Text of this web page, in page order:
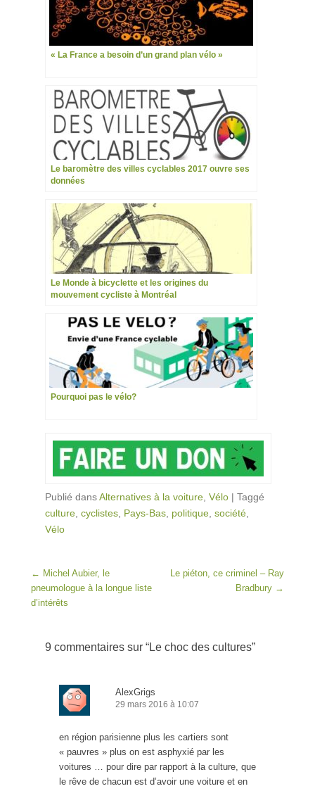
« La France a besoin d’un grand plan vélo »
Le baromètre des villes cyclables 2017 ouvre ses
données
Le Monde à bicyclette et les origines du
mouvement cycliste à Montréal
Pourquoi pas le vélo?
Publié dansAlternatives à la voiture Vélo | Taggé
culture cyclistes Pays-Bas politique société
Vélo
Post navigation
← Michel Aubier, le
pneumologue à la longue liste
d’intérêts
Le piéton, ce criminel – Ray
Bradbury →
9 commentaires sur “Le choc des cultures”
AlexGrigs
29 mars 2016 à 10:07
en région parisienne plus les cartiers sont
« pauvres » plus on est asphyxié par les
voitures … pour dire par rapport à la culture, que
le rêve de chacun est d’avoir une voiture et en